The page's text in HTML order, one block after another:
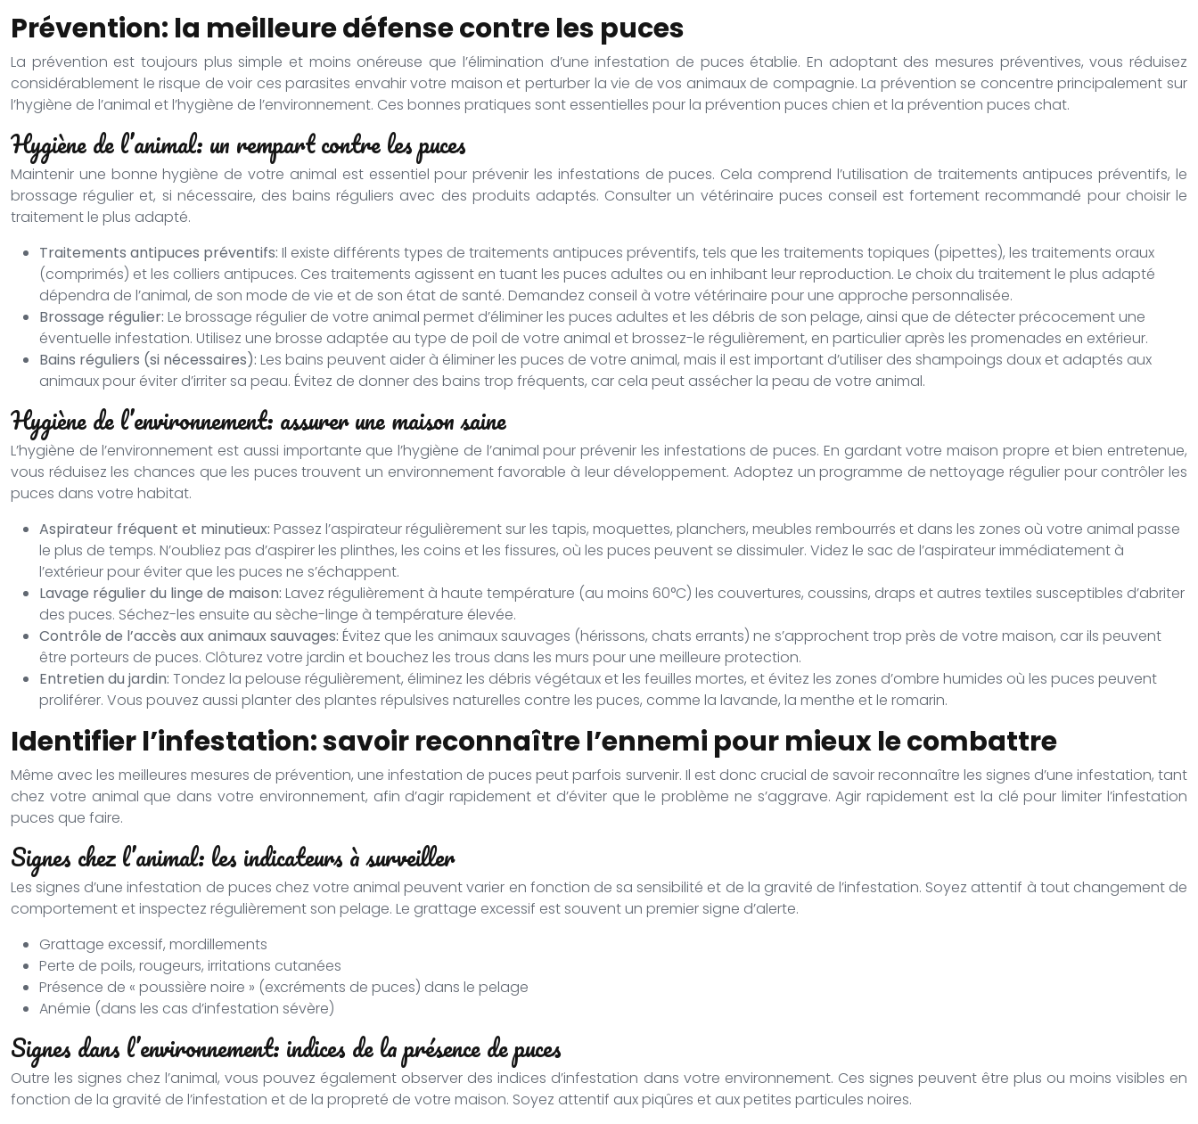
Prévention: la meilleure défense contre les puces
La prévention est toujours plus simple et moins onéreuse que l’élimination d’une infestation de puces établie. En adoptant des mesures préventives, vous réduisez
considérablement le risque de voir ces parasites envahir votre maison et perturber la vie de vos animaux de compagnie. La prévention se concentre principalement sur
l’hygiène de l’animal et l’hygiène de l’environnement. Ces bonnes pratiques sont essentielles pour la prévention puces chien et la prévention puces chat.
Hygiène de l’animal: un rempart contre les puces
Maintenir une bonne hygiène de votre animal est essentiel pour prévenir les infestations de puces. Cela comprend l’utilisation de traitements antipuces préventifs, le
brossage régulier et, si nécessaire, des bains réguliers avec des produits adaptés. Consulter un vétérinaire puces conseil est fortement recommandé pour choisir le
traitement le plus adapté.
Traitements antipuces préventifs: Il existe différents types de traitements antipuces préventifs, tels que les traitements topiques (pipettes), les traitements oraux
(comprimés) et les colliers antipuces. Ces traitements agissent en tuant les puces adultes ou en inhibant leur reproduction. Le choix du traitement le plus adapté
dépendra de l’animal, de son mode de vie et de son état de santé. Demandez conseil à votre vétérinaire pour une approche personnalisée.
Brossage régulier: Le brossage régulier de votre animal permet d’éliminer les puces adultes et les débris de son pelage, ainsi que de détecter précocement une
éventuelle infestation. Utilisez une brosse adaptée au type de poil de votre animal et brossez-le régulièrement, en particulier après les promenades en extérieur.
Bains réguliers (si nécessaires): Les bains peuvent aider à éliminer les puces de votre animal, mais il est important d’utiliser des shampoings doux et adaptés aux
animaux pour éviter d’irriter sa peau. Évitez de donner des bains trop fréquents, car cela peut assécher la peau de votre animal.
Hygiène de l’environnement: assurer une maison saine
L’hygiène de l’environnement est aussi importante que l’hygiène de l’animal pour prévenir les infestations de puces. En gardant votre maison propre et bien entretenue,
vous réduisez les chances que les puces trouvent un environnement favorable à leur développement. Adoptez un programme de nettoyage régulier pour contrôler les
puces dans votre habitat.
Aspirateur fréquent et minutieux: Passez l’aspirateur régulièrement sur les tapis, moquettes, planchers, meubles rembourrés et dans les zones où votre animal passe
le plus de temps. N’oubliez pas d’aspirer les plinthes, les coins et les fissures, où les puces peuvent se dissimuler. Videz le sac de l’aspirateur immédiatement à
l’extérieur pour éviter que les puces ne s’échappent.
Lavage régulier du linge de maison: Lavez régulièrement à haute température (au moins 60°C) les couvertures, coussins, draps et autres textiles susceptibles d’abriter
des puces. Séchez-les ensuite au sèche-linge à température élevée.
Contrôle de l’accès aux animaux sauvages: Évitez que les animaux sauvages (hérissons, chats errants) ne s’approchent trop près de votre maison, car ils peuvent
être porteurs de puces. Clôturez votre jardin et bouchez les trous dans les murs pour une meilleure protection.
Entretien du jardin: Tondez la pelouse régulièrement, éliminez les débris végétaux et les feuilles mortes, et évitez les zones d’ombre humides où les puces peuvent
proliférer. Vous pouvez aussi planter des plantes répulsives naturelles contre les puces, comme la lavande, la menthe et le romarin.
Identifier l’infestation: savoir reconnaître l’ennemi pour mieux le combattre
Même avec les meilleures mesures de prévention, une infestation de puces peut parfois survenir. Il est donc crucial de savoir reconnaître les signes d’une infestation, tant
chez votre animal que dans votre environnement, afin d’agir rapidement et d’éviter que le problème ne s’aggrave. Agir rapidement est la clé pour limiter l’infestation
puces que faire.
Signes chez l’animal: les indicateurs à surveiller
Les signes d’une infestation de puces chez votre animal peuvent varier en fonction de sa sensibilité et de la gravité de l’infestation. Soyez attentif à tout changement de
comportement et inspectez régulièrement son pelage. Le grattage excessif est souvent un premier signe d’alerte.
Grattage excessif, mordillements
Perte de poils, rougeurs, irritations cutanées
Présence de « poussière noire » (excréments de puces) dans le pelage
Anémie (dans les cas d’infestation sévère)
Signes dans l’environnement: indices de la présence de puces
Outre les signes chez l’animal, vous pouvez également observer des indices d’infestation dans votre environnement. Ces signes peuvent être plus ou moins visibles en
fonction de la gravité de l’infestation et de la propreté de votre maison. Soyez attentif aux piqûres et aux petites particules noires.